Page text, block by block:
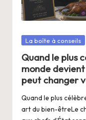
n
g
e
r
s
a
Posté
La boîte à conseils
Quand le plus
monde
peut changer
Quand le plus
art du bien-êtreLe